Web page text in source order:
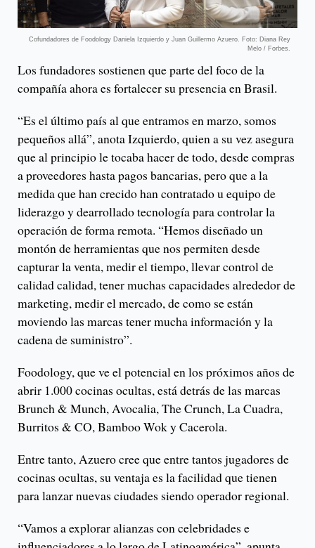
Cofundadores de Foodology Daniela Izquierdo y Juan Guillermo Azuero. Foto: Diana Rey
Melo / Forbes.
Los fundadores sostienen que parte del foco de la
compañía ahora es fortalecer su presencia en Brasil.
“Es el último país al que entramos en marzo, somos
pequeños allá”, anota Izquierdo, quien a su vez asegura
que al principio le tocaba hacer de todo, desde compras
a proveedores hasta pagos bancarias, pero que a la
medida que han crecido han contratado u equipo de
liderazgo y dearrollado tecnología para controlar la
operación de forma remota. “Hemos diseñado un
montón de herramientas que nos permiten desde
capturar la venta, medir el tiempo, llevar control de
calidad calidad, tener muchas capacidades alrededor de
marketing, medir el mercado, de como se están
moviendo las marcas tener mucha información y la
cadena de suministro”.
Foodology, que ve el potencial en los próximos años de
abrir 1.000 cocinas ocultas, está detrás de las marcas
Brunch & Munch, Avocalia, The Crunch, La Cuadra,
Burritos & CO, Bamboo Wok y Cacerola.
Entre tanto, Azuero cree que entre tantos jugadores de
cocinas ocultas, su ventaja es la facilidad que tienen
para lanzar nuevas ciudades siendo operador regional.
“Vamos a explorar alianzas con celebridades e